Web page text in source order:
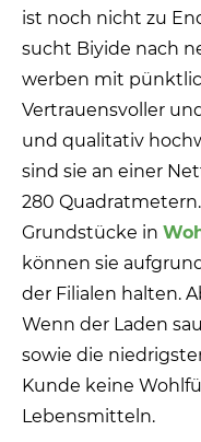
ist noch nicht zu
sucht Biyide nach
werben mit
Vertrauensvoller
und qualitativ
sind sie an einer
280
Grundstücke in
können sie
der Filialen halten.
Wenn der Laden
sowie die
Kunde keine
Lebensmitteln.